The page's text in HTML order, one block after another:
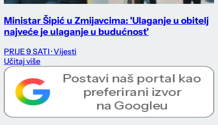
Ministar Šipić u Zmijavcima: 'Ulaganje u obitelj
najveće je ulaganje u budućnost'
PRIJE 9 SATI · Vijesti
Učitaj više